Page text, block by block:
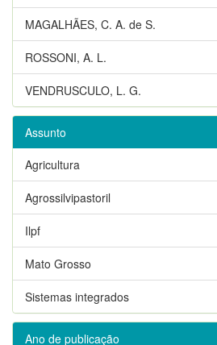
MAGALHÃES, C. A. de S.
ROSSONI, A. L.
VENDRUSCULO, L. G.
Assunto
Agricultura
Agrossilvipastoril
Ilpf
Mato Grosso
Sistemas integrados
Ano de publicação